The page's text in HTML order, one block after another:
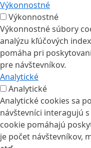
Výkonnostné
Výkonnostné
Výkonnostné súbory
analýzu kľúčových
pomáha pri
pre návštevníkov.
Analytické
Analytické
Analytické cookies sa
návštevníci interagujú
cookie pomáhajú
je počet návštevníkov,